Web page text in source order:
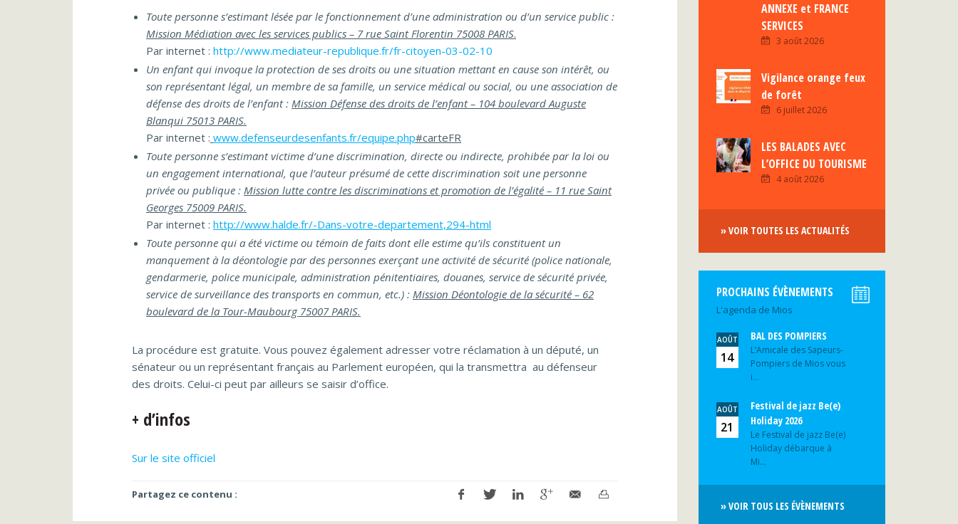
Toute personne s’estimant lésée par le fonctionnement d’une administration ou d’un service public :
Mission Médiation avec les services publics – 7 rue Saint Florentin 75008 PARIS.
Par internet : http://www.mediateur-republique.fr/fr-citoyen-03-02-10
Un enfant qui invoque la protection de ses droits ou une situation mettant en cause son intérêt, ou
son représentant légal, un membre de sa famille, un service médical ou social, ou une association de
défense des droits de l’enfant : Mission Défense des droits de l’enfant – 104 boulevard Auguste
Blanqui 75013 PARIS.
Par internet : www.defenseurdesenfants.fr/equipe.php#carteFR
Toute personne s’estimant victime d’une discrimination, directe ou indirecte, prohibée par la loi ou
un engagement international, que l’auteur présumé de cette discrimination soit une personne
privée ou publique : Mission lutte contre les discriminations et promotion de l’égalité – 11 rue Saint
Georges 75009 PARIS.
Par internet : http://www.halde.fr/-Dans-votre-departement,294-html
Toute personne qui a été victime ou témoin de faits dont elle estime qu’ils constituent un
manquement à la déontologie par des personnes exerçant une activité de sécurité (police nationale,
gendarmerie, police municipale, administration pénitentiaires, douanes, service de sécurité privée,
service de surveillance des transports en commun, etc.) : Mission Déontologie de la sécurité – 62
boulevard de la Tour-Maubourg 75007 PARIS.
La procédure est gratuite. Vous pouvez également adresser votre réclamation à un député, un
sénateur ou un représentant français au Parlement européen, qui la transmettra au défenseur
des droits. Celui-ci peut par ailleurs se saisir d’office.
+ d’infos
Sur le site officiel
Partagez ce contenu :
ANNEXE et FRANCE
SERVICES
3 août 2026
Vigilance orange feux
de forêt
6 juillet 2026
LES BALADES AVEC
L’OFFICE DU TOURISME
4 août 2026
» VOIR TOUTES LES ACTUALITÉS
PROCHAINS ÉVÈNEMENTS
L'agenda de Mios
AOÛT
14
BAL DES POMPIERS
L’Amicale des Sapeurs-
Pompiers de Mios vous
i...
AOÛT
21
Festival de jazz Be(e)
Holiday 2026
Le Festival de jazz Be(e)
Holiday débarque à
Mi...
» VOIR TOUS LES ÉVÈNEMENTS